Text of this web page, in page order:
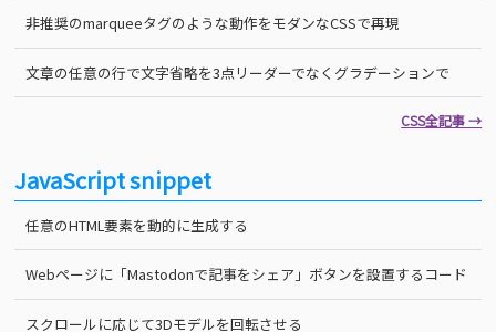
非推奨のmarqueeタグのような動作をモダンなCSSで再現
文章の任意の行で文字省略を3点リーダーでなくグラデーションで
CSS全記事 →
JavaScript snippet
任意のHTML要素を動的に生成する
Webページに「Mastodonで記事をシェア」ボタンを設置するコード
スクロールに応じて3Dモデルを回転させる